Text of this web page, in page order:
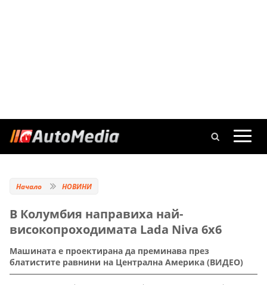
Начало НОВИНИ
В Колумбия направиха най-
високопроходимата Lada Niva 6x6
Машината е проектирана да преминава през
блатистите равнини на Централна Америка (ВИДЕО)